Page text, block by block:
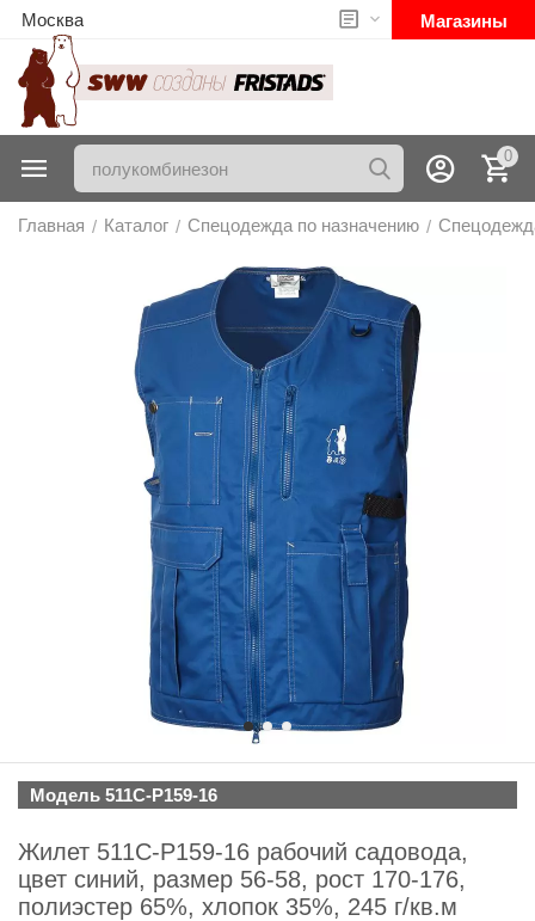
Москва Магазины
0
Главная / Каталог / Спецодежда по назначению /
Модель 511C-P159-16
Жилет 511C-P159-16 рабочий садовода,
цвет синий, размер 56-58, рост 170-176,
полиэстер 65%, хлопок 35%, 245 г/кв.м